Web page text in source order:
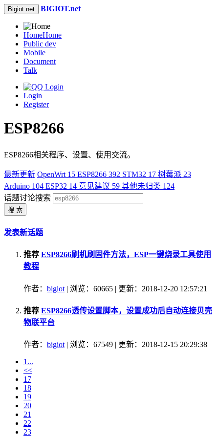
Bigiot.net BIGIOT.net
HomeHome
Public dev
Mobile
Document
Talk
Login
Register
ESP8266
ESP8266相关程序、设置、使用交流。
最新更新 OpenWrt 15 ESP8266 392 STM32 17 树莓派 23
Arduino 104 ESP32 14 意见建议 59 其他未归类 124
话题讨论搜索
搜 索
发表新话题
推荐 ESP8266刷机刷固件方法，ESP一键烧录工具使用
教程
作者： bigiot | 浏览：60665 | 更新：2018-12-20 12:57:21
推荐 ESP8266透传设置脚本，设置成功后自动连接贝壳
物联平台
作者： bigiot | 浏览：67549 | 更新：2018-12-15 20:29:38
1...
<<
17
18
19
20
21
22
23